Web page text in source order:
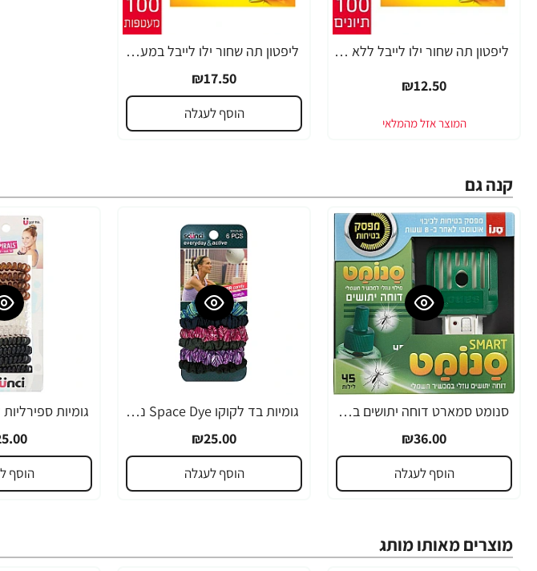
ליפטון תה שחור ילו לייבל ללא מעטפה 100 שקיקים
₪12.50
ליפטון תה שחור ילו לייבל במעטפה 100 שקיקים
₪17.50
הוסף לעגלה
קנה גם
סנומט סמארט דוחה יתושים בעזרת מכשיר חשמלי עם מפסק בטיחות לכיבוי אוטומטי + 1 מילוי
₪36.00
הוסף לעגלה
גומיות בד לקוקו Space Dye נוחות - 6 יחידות - מבית Scunci
₪25.00
הוסף לעגלה הוסף
מוצרים מאותו מותג